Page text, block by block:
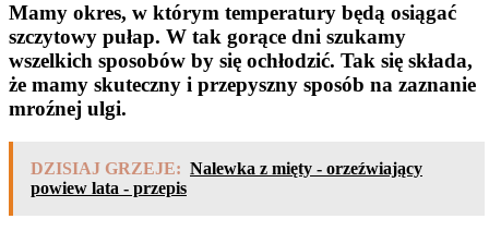
Mamy okres, w którym temperatury będą osiągać
szczytowy pułap. W tak gorące dni szukamy
wszelkich sposobów by się ochłodzić. Tak się składa,
że mamy skuteczny i przepyszny sposób na zaznanie
mroźnej ulgi.
DZISIAJ GRZEJE: Nalewka z mięty - orzeźwiający
powiew lata - przepis